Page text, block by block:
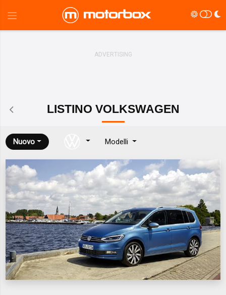
LISTINO VOLKSWAGEN
Nuovo Modelli